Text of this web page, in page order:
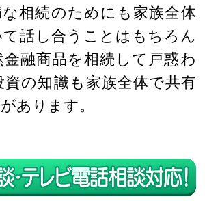
相続のためにも家族全体
話し合うことはもちろん
融商品を相続して戸惑わ
の知識も家族全体で共有
あります。